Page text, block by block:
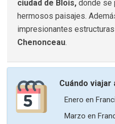
ciudad de Blois, donde se
hermosos paisajes.
impresionantes estructuras
Chenonceau.
Cuándo viajar
Enero en
Marzo en